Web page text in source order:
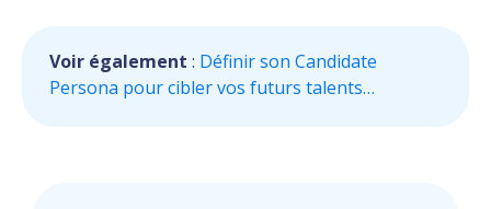
Voir également : Définir son Candidate
Persona pour cibler vos futurs talents…